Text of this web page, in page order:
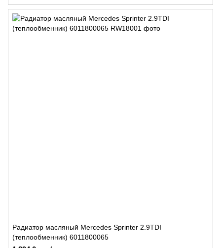
Радиатор масляный Mercedes Sprinter 2.9TDI
(теплообменник) 6011800065